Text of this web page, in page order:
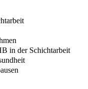
in der Schichtarbeit